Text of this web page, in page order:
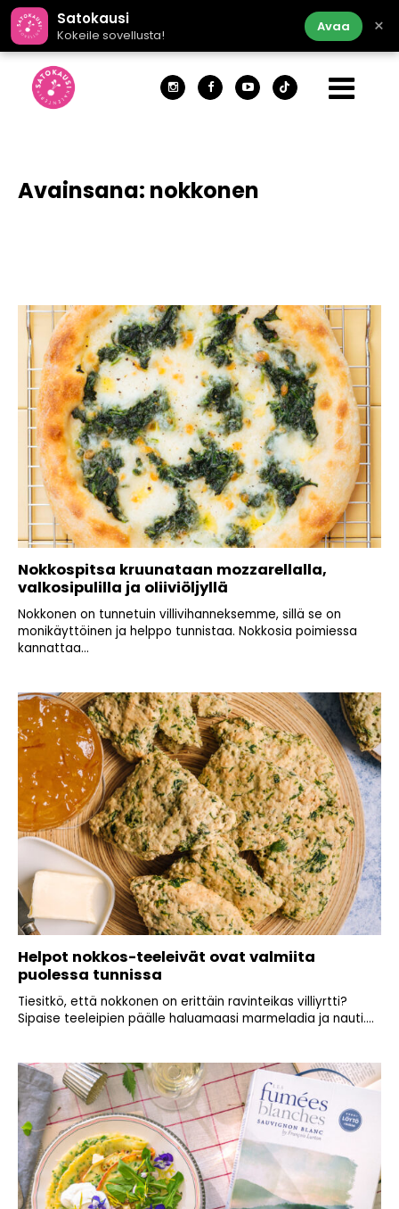
Satokausi
Kokeile sovellusta!
Avaa ×
Avainsana: nokkonen
Nokkospitsa kruunataan mozzarellalla,
valkosipulilla ja oliiviöljyllä
Nokkonen on tunnetuin villivihanneksemme, sillä se on
monikäyttöinen ja helppo tunnistaa. Nokkosia poimiessa
kannattaa...
Helpot nokkos-teeleivät ovat valmiita
puolessa tunnissa
Tiesitkö, että nokkonen on erittäin ravinteikas villiyrtti?
Sipaise teeleipien päälle haluamaasi marmeladia ja nauti....